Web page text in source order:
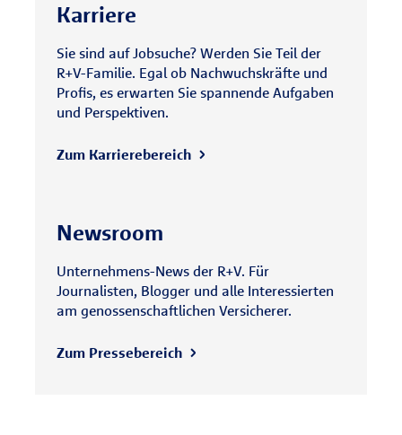
Karriere
Sie sind auf Jobsuche? Werden Sie Teil der
R+V-Familie. Egal ob Nachwuchskräfte und
Profis, es erwarten Sie spannende Aufgaben
und Perspektiven.
Zum Karrierebereich
Newsroom
Unternehmens-News der R+V. Für
Journalisten, Blogger und alle Interessierten
am genossenschaftlichen Versicherer.
Zum Pressebereich